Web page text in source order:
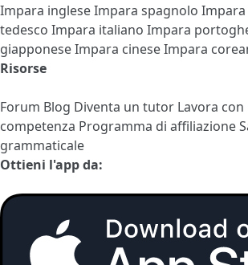
Impara ingleseImpara spagnolo
tedesco Impara italiano Impara
giapponeseImpara cineseImpara
Risorse
Forum Blog Diventa un tutor Lavora con
competenza Programma di affiliazione
grammaticale
Ottieni l'app da: